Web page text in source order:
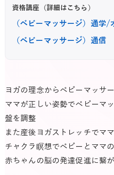
資格講座（詳細はこちら）
（ベビーマッサージ）通学/
（ベビーマッサージ）通信
ヨガの理念からベビーマッサ
ママが正しい姿勢でベビーマ
盤を調整
また産後ヨガストレッチでマ
チャクラ瞑想でベビーとママ
赤ちゃんの脳の発達促進に繋